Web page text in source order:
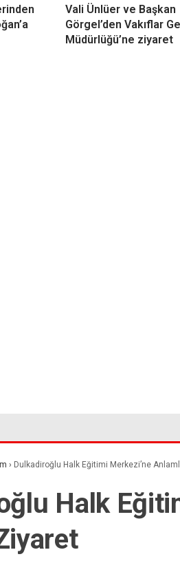
Vali Ünlüer ve Başkan
Görgel’den Vakıflar
Müdürlüğü’ne ziyaret
› Dulkadiroğlu Halk Eğitimi Merkezi’ne
Halk